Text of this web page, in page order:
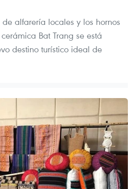
alfarería locales y los hornos
Bat Trang se está
destino turístico ideal de